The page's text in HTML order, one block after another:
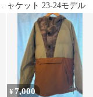
ャケット 23-24モデル
¥ 7,000